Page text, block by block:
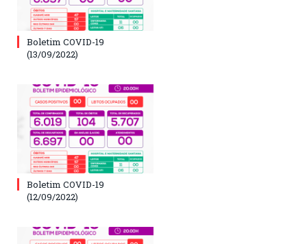
Boletim COVID-19
(13/09/2022)
Boletim COVID-19
(12/09/2022)